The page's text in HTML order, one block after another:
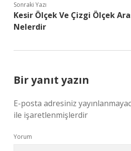
Sonraki Yazı
Kesir Ölçek Ve Çizgi Ölçek
Nelerdir
Bir yanıt yazın
E-posta adresiniz
ile işaretlenmişlerdir
Yorum